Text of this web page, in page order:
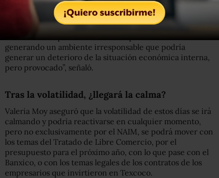
Aseguró que ninguna situación interna está generando
volatilidad del tipo de cambio, ni la consulta. El
economista explicó que la fluctuación del peso se debe a
“las famosas expectativas autocumplidas. Se está
generando un ambiente irresponsable que podría
generar un deterioro de la situación económica interna,
pero provocado”, señaló.
Tras la volatilidad, ¿llegará la calma?
Valeria Moy aseguró que la volatilidad de estos días se irá
calmando y podría reactivarse en cualquier momento,
pero no exclusivamente por el NAIM, se podrá mover con
los temas del Tratado de Libre Comercio, por el
presupuesto para el próximo año, con lo que pase con el
Banxico, o con los temas legales de los contratos de los
empresarios que invirtieron en Texcoco.